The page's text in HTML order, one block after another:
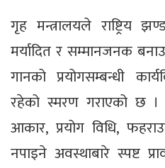
गृह मन्त्रालयले राष्ट्रिय
मर्यादित र सम्मानजनक बनाउन
गानको प्रयोगसम्बन्धी
रहेको स्मरण गराएको छ ।
आकार, प्रयोग विधि,
नपाइने अवस्थाबारे स्पष्ट